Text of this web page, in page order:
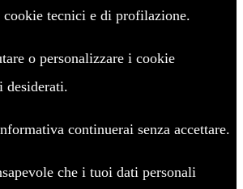
tecnici e di profilazione.
o personalizzare i cookie
desiderati.
continuerai senza accettare.
che i tuoi dati personali